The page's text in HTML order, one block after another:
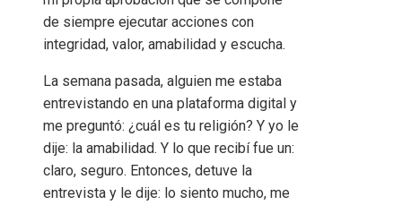
de siempre ejecutar acciones con
integridad, valor, amabilidad y escucha.
La semana pasada, alguien me estaba
entrevistando en una plataforma digital y
me preguntó: ¿cuál es tu religión? Y yo le
dije: la amabilidad. Y lo que recibí fue un:
claro, seguro. Entonces, detuve la
entrevista y le dije: lo siento mucho, me